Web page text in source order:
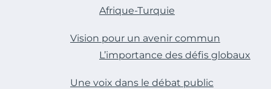
Afrique-Turquie
Vision pour un avenir commun
L’importance des défis globaux
Une voix dans le débat public